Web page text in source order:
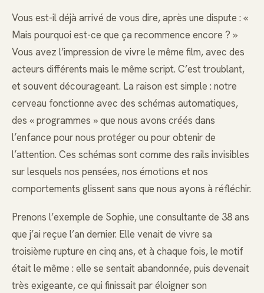
Vous est-il déjà arrivé de vous dire, après une dispute : «
Mais pourquoi est-ce que ça recommence encore ? »
Vous avez l’impression de vivre le même film, avec des
acteurs différents mais le même script. C’est troublant,
et souvent décourageant. La raison est simple : notre
cerveau fonctionne avec des schémas automatiques,
des « programmes » que nous avons créés dans
l’enfance pour nous protéger ou pour obtenir de
l’attention. Ces schémas sont comme des rails invisibles
sur lesquels nos pensées, nos émotions et nos
comportements glissent sans que nous ayons à réfléchir.
Prenons l’exemple de Sophie, une consultante de 38 ans
que j’ai reçue l’an dernier. Elle venait de vivre sa
troisième rupture en cinq ans, et à chaque fois, le motif
était le même : elle se sentait abandonnée, puis devenait
très exigeante, ce qui finissait par éloigner son